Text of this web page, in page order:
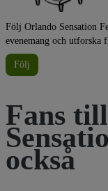
Följ Orlando Sensation
evenemang och utforska
Följ
Fans
också